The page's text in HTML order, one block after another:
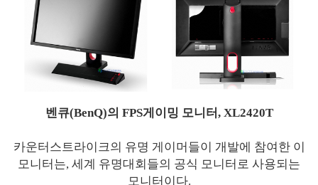
벤큐(BenQ)의 FPS게이밍 모니터, XL2420T
카운터스트라이크의 유명 게이머들이 개발에 참여한 이
모니터는, 세계 유명대회들의 공식 모니터로 사용되는
모니터이다.